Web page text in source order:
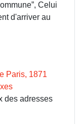
Celui
d'arriver au
Paris, 1871
des adresses